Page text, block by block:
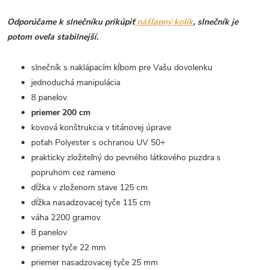
Odporúčame k slnečníku prikúpiťnášľapný kolík, slnečník je
potom oveľa stabilnejší.
slnečník s naklápacím kĺbom pre Vašu dovolenku
jednoduchá manipulácia
8 panelov
priemer 200 cm
kovová konštrukcia v titánovej úprave
poťah Polyester s ochranou UV 50+
prakticky zložiteľný do pevného látkového puzdra s
popruhom cez rameno
dĺžka v zloženom stave 125 cm
dĺžka nasadzovacej tyče 115 cm
váha 2200 gramov
8 panelov
priemer tyče 22 mm
priemer nasadzovacej tyče 25 mm